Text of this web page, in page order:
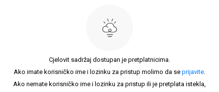
Cjelovit sadržaj dostupan je pretplatnicima.
Ako imate korisničko ime i lozinku za pristup molimo da se prijavite.
Ako nemate korisničko ime i lozinku za pristup ili je pretplata istekla,